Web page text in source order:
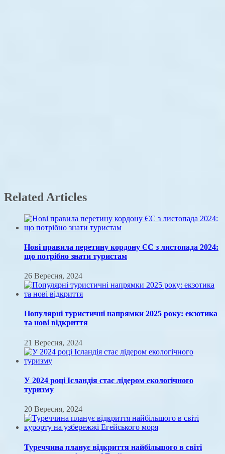
Related Articles
Нові правила перетину кордону ЄС з листопада 2024:
що потрібно знати туристам
26 Вересня, 2024
Популярні туристичні напрямки 2025 року: екзотика
та нові відкриття
21 Вересня, 2024
У 2024 році Ісландія стає лідером екологічного
туризму
20 Вересня, 2024
Туреччина планує відкриття найбільшого в світі